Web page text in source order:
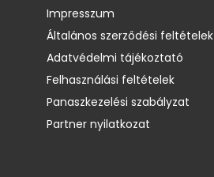
Impresszum
Általános szerződési feltételek
Adatvédelmi tájékoztató
Felhasználási feltételek
Panaszkezelési szabályzat
Partner nyilatkozat